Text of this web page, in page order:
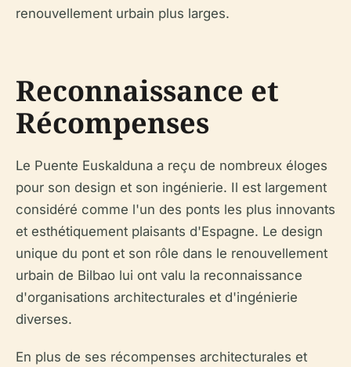
renouvellement urbain plus larges.
Reconnaissance et
Récompenses
Le Puente Euskalduna a reçu de nombreux éloges
pour son design et son ingénierie. Il est largement
considéré comme l'un des ponts les plus innovants
et esthétiquement plaisants d'Espagne. Le design
unique du pont et son rôle dans le renouvellement
urbain de Bilbao lui ont valu la reconnaissance
d'organisations architecturales et d'ingénierie
diverses.
En plus de ses récompenses architecturales et